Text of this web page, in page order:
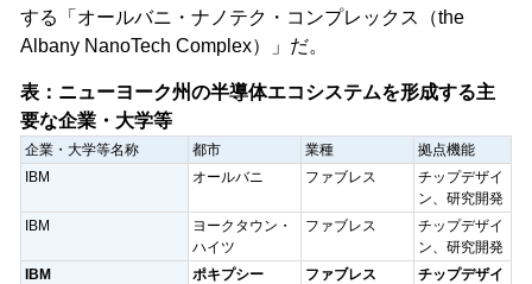
する「オールバニ・ナノテク・コンプレックス（the
Albany NanoTech Complex）」だ。
表：ニューヨーク州の半導体エコシステムを形成する主
要な企業・大学等
企業・大学等名称 都市 業種
拠点機能
IBM
オールバニ ファブレス
チップデザイ
ン、研究開発
IBM
ヨークタウン・
ハイツ
ファブレス
チップデザイ
ン、研究開発
IBM
ポキプシー ファブレス
チップデザイ